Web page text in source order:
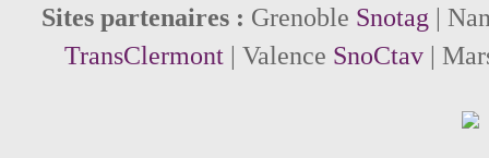
Sites partenaires : Grenoble Snotag |
TransClermont| Valence SnoCtav|